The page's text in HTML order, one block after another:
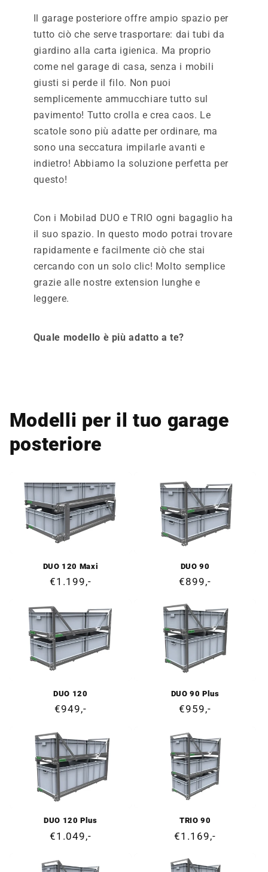
Il garage posteriore offre ampio spazio per
tutto ciò che serve trasportare: dai tubi da
giardino alla carta igienica. Ma proprio
come nel garage di casa, senza i mobili
giusti si perde il filo. Non puoi
semplicemente ammucchiare tutto sul
pavimento! Tutto crolla e crea caos. Le
scatole sono più adatte per ordinare, ma
sono una seccatura impilarle avanti e
indietro! Abbiamo la soluzione perfetta per
questo!
Con i Mobilad DUO e TRIO ogni bagaglio ha
il suo spazio. In questo modo potrai trovare
rapidamente e facilmente ciò che stai
cercando con un solo clic! Molto semplice
grazie alle nostre extension lunghe e
leggere.
Quale modello è più adatto a te?
Modelli per il tuo garage
posteriore
DUO 120 Maxi
Prezzo
listino
€1.199,-
DUO 90
Prezzo
listino
€899,-
DUO 120
Prezzo
listino
€949,-
DUO 90 Plus
Prezzo
listino
€959,-
DUO 120 Plus
Prezzo
listino
€1.049,-
TRIO 90
Prezzo
listino
€1.169,-